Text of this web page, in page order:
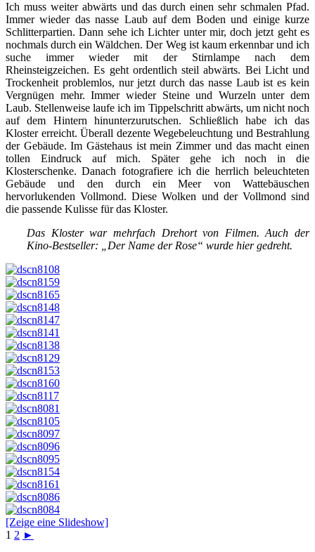
Ich muss weiter abwärts und das durch einen sehr schmalen Pfad.
Immer wieder das nasse Laub auf dem Boden und einige kurze
Schlitterpartien. Dann sehe ich Lichter unter mir, doch jetzt geht es
nochmals durch ein Wäldchen. Der Weg ist kaum erkennbar und ich
suche immer wieder mit der Stirnlampe nach dem
Rheinsteigzeichen. Es geht ordentlich steil abwärts. Bei Licht und
Trockenheit problemlos, nur jetzt durch das nasse Laub ist es kein
Vergnügen mehr. Immer wieder Steine und Wurzeln unter dem
Laub. Stellenweise laufe ich im Tippelschritt abwärts, um nicht noch
auf dem Hintern hinunterzurutschen. Schließlich habe ich das
Kloster erreicht. Überall dezente Wegebeleuchtung und Bestrahlung
der Gebäude. Im Gästehaus ist mein Zimmer und das macht einen
tollen Eindruck auf mich. Später gehe ich noch in die
Klosterschenke. Danach fotografiere ich die herrlich beleuchteten
Gebäude und den durch ein Meer von Wattebäuschen
hervorlukenden Vollmond. Diese Wolken und der Vollmond sind
die passende Kulisse für das Kloster.
Das Kloster war mehrfach Drehort von Filmen. Auch der
Kino-Bestseller: „Der Name der Rose“ wurde hier gedreht.
[Zeige eine Slideshow]
1 2 ►